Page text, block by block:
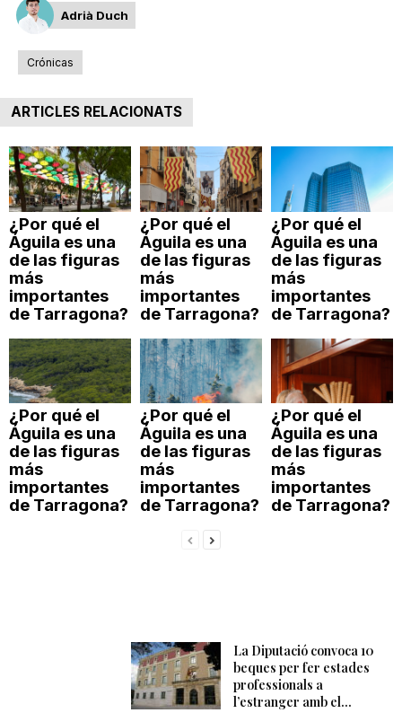
Adrià Duch
Crónicas
ARTICLES RELACIONATS
¿Por qué el
Águila es una
de las figuras
más
importantes
de Tarragona?
¿Por qué el
Águila es una
de las figuras
más
importantes
de Tarragona?
¿Por qué el
Águila es una
de las figuras
más
importantes
de Tarragona?
¿Por qué el
Águila es una
de las figuras
más
importantes
de Tarragona?
¿Por qué el
Águila es una
de las figuras
más
importantes
de Tarragona?
¿Por qué el
Águila es una
de las figuras
más
importantes
de Tarragona?